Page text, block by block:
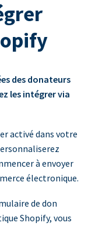
des donateurs
les intégrer via
activé dans votre
à envoyer
électronique.
de don
Shopify, vous